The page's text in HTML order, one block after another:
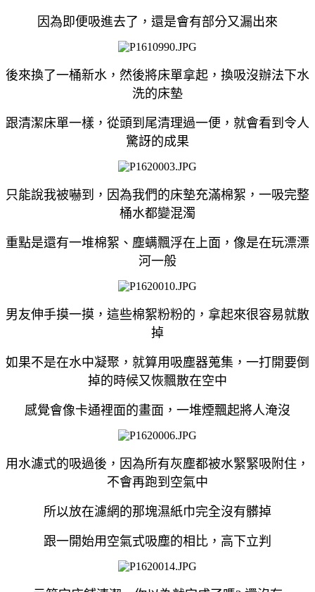
因為即便吸進去了，還是會有部分又漏出來
後來換了一桶新水，然後將床單拿起，換吸沒辦法下水
洗的床墊
跟清潔床單一樣，從頭到尾清理過一便，就會看到令人
驚訝的成果
只能說我被嚇到，因為我們的床墊充滿棉絮，一吸完整
桶水都變混濁
重點是還有一堆棉絮、塵螨飄浮在上面，像是在玩漂漂
河一般
男友伸手摸一摸，這些棉絮粉粉的，拿起來很容易就散
掉
如果不是在水中凝聚，就算用吸塵器蒐集，一打開要倒
掉的時候又恢飄散在空中
感覺會像卡通裡面的畫面，一堆煙飄起將人淹沒
用水濾式的吸過後，因為所有灰塵都被水緊緊吸附住，
不會再跑到空氣中
所以放在濾網的那塊濕紙巾完全沒有髒掉
跟一開始用空氣式吸塵的相比，高下立判